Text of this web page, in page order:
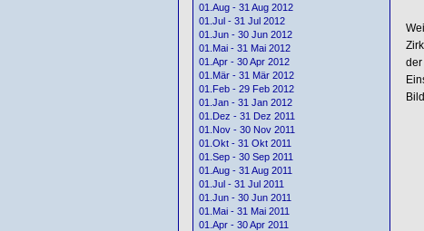
01.Aug - 31 Aug 2012
01.Jul - 31 Jul 2012
01.Jun - 30 Jun 2012
01.Mai - 31 Mai 2012
01.Apr - 30 Apr 2012
01.Mär - 31 Mär 2012
01.Feb - 29 Feb 2012
01.Jan - 31 Jan 2012
01.Dez - 31 Dez 2011
01.Nov - 30 Nov 2011
01.Okt - 31 Okt 2011
01.Sep - 30 Sep 2011
01.Aug - 31 Aug 2011
01.Jul - 31 Jul 2011
01.Jun - 30 Jun 2011
01.Mai - 31 Mai 2011
01.Apr - 30 Apr 2011
der